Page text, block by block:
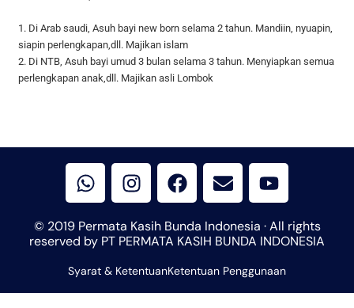
1. Di Arab saudi, Asuh bayi new born selama 2 tahun. Mandiin, nyuapin,
siapin perlengkapan,dll. Majikan islam
2. Di NTB, Asuh bayi umud 3 bulan selama 3 tahun. Menyiapkan semua
perlengkapan anak,dll. Majikan asli Lombok
h
a
t
s
a
p
p
n
s
t
a
r
a
a
c
b
o
k
n
v
e
l
p
e
o
u
t
u
e
© 2019 Permata Kasih Bunda Indonesia · All rights
reserved by PT PERMATA KASIH BUNDA INDONESIA
Syarat & KetentuanKetentuan Penggunaan